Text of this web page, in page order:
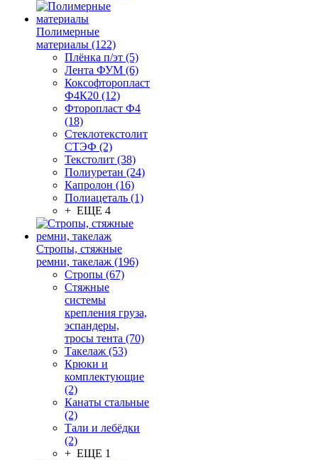
Полимерные
материалы (122)
Плёнка п/эт (5)
Лента ФУМ (6)
Коксофторопласт
Ф4К20 (12)
Фторопласт Ф4
(18)
Стеклотекстолит
СТЭФ (2)
Текстолит (38)
Полиуретан (24)
Капролон (16)
Полиацеталь (1)
+ ЕЩЕ 4
Стропы, стяжные
ремни, такелаж (196)
Стропы (67)
Стяжные
системы
крепления груза,
эспандеры,
тросы тента (70)
Такелаж (53)
Крюки и
комплектующие
(2)
Канаты стальные
(2)
Тали и лебёдки
(2)
+ ЕЩЕ 1